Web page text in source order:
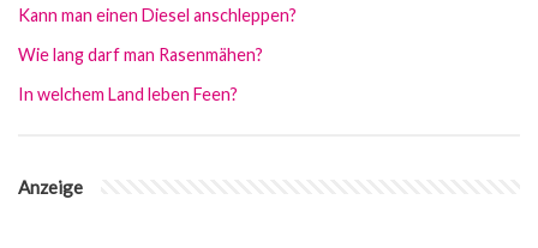
Kann man einen Diesel anschleppen?
Wie lang darf man Rasenmähen?
In welchem Land leben Feen?
Anzeige